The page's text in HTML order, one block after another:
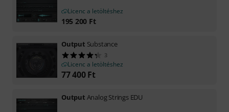
Licenc a letöltéshez
195 200 Ft
Output Substance
3
Licenc a letöltéshez
77 400 Ft
Output Analog Strings EDU